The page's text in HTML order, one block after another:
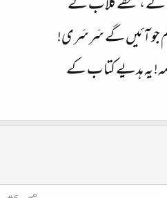
جو آئیں گے سَرسَری!
یہ ہدیے کتاب کے